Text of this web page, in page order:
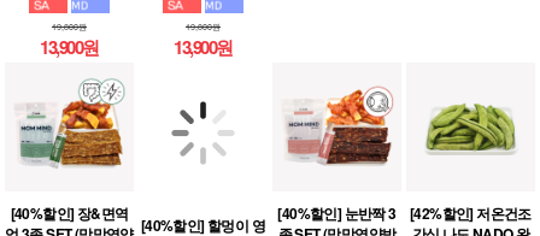
19,800원
13,900원
19,800원
13,900원
[40%할인] 장&면역
[40%할인] 할멍이 영
[40%할인] 눈반짝 3
[42%할인] 저온건조